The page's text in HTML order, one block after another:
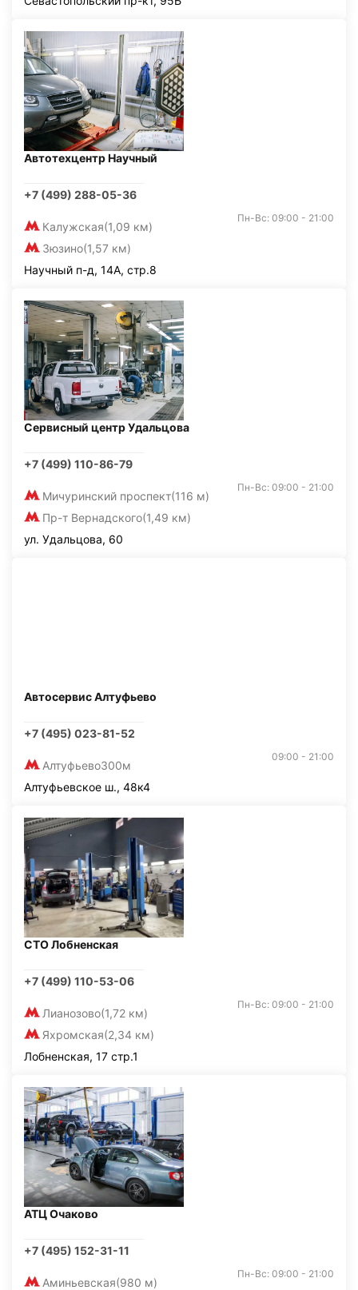
Автотехцентр Научный
+7 (499) 288-05-36
Калужская(1,09 км)
Зюзино(1,57 км)
Пн-Вс: 09:00 - 21:00
Научный п-д, 14А, стр.8
Сервисный центр Удальцова
+7 (499) 110-86-79
Мичуринский проспект(116 м)
Пр-т Вернадского(1,49 км)
Пн-Вс: 09:00 - 21:00
ул. Удальцова, 60
Автосервис Алтуфьево
+7 (495) 023-81-52
Алтуфьево300м
09:00 - 21:00
Алтуфьевское ш., 48к4
СТО Лобненская
+7 (499) 110-53-06
Лианозово(1,72 км)
Яхромская(2,34 км)
Пн-Вс: 09:00 - 21:00
Лобненская, 17 стр.1
АТЦ Очаково
+7 (495) 152-31-11
Аминьевская(980 м)
Пн-Вс: 09:00 - 21:00